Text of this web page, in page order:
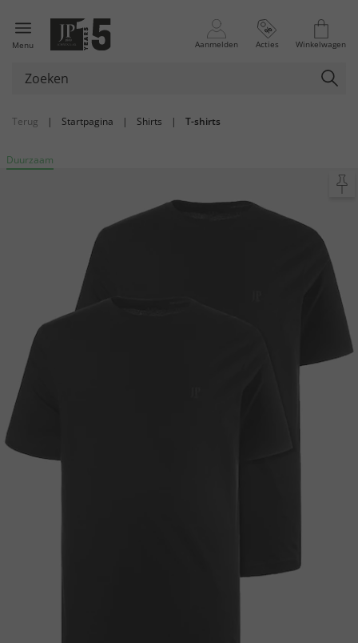
Menu Aanmelden Acties Winkelwagen
Terug | Startpagina | Shirts | T-shirts
Duurzaam